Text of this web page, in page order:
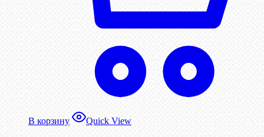
В корзину Quick View